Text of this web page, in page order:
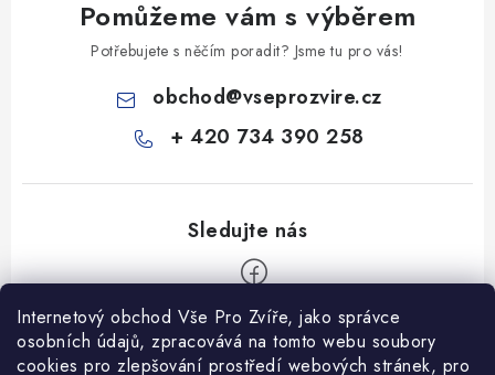
Internetový obchod Vše Pro Zvíře, jako správce
osobních údajů, zpracovává na tomto webu soubory
cookies pro zlepšování prostředí webových stránek, pro
Pomůžeme vám s výběrem
Potřebujete s něčím poradit? Jsme tu pro vás!
obchod@vseprozvire.cz
+ 420 734 390 258